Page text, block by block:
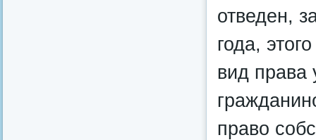
отведен,
года,
вид права
право